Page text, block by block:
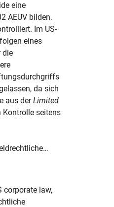
eine
AEUV bilden.
Im US-
eines
die
da sich
aus derLimited
Kontrolle seitens
corporate law,